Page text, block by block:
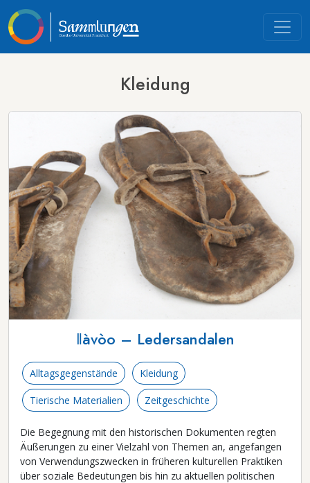
Kleidung
ǁàvòo – Ledersandalen
Alltagsgegenstände Kleidung
Tierische Materialien Zeitgeschichte
Die Begegnung mit den historischen Dokumenten regten
Äußerungen zu einer Vielzahl von Themen an, angefangen
von Verwendungszwecken in früheren kulturellen Praktiken
über soziale Bedeutungen bis hin zu aktuellen politischen